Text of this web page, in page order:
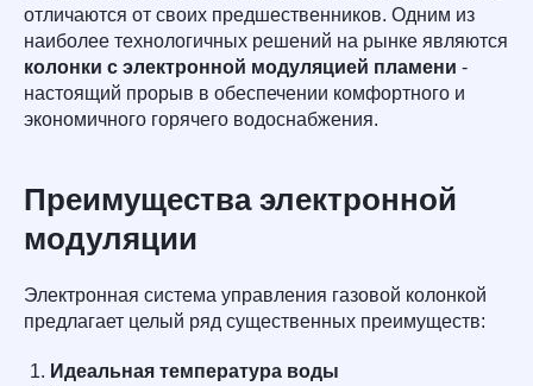
отличаются от своих предшественников. Одним из
наиболее технологичных решений на рынке являются
колонки с электронной модуляцией пламени -
настоящий прорыв в обеспечении комфортного и
экономичного горячего водоснабжения.
Преимущества электронной
модуляции
Электронная система управления газовой колонкой
предлагает целый ряд существенных преимуществ:
Идеальная температура воды